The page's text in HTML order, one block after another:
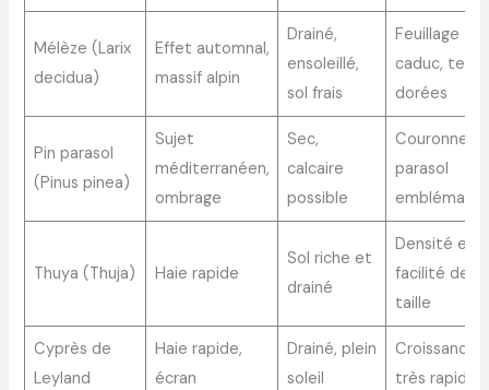
Mélèze (Larix
decidua)
Effet automnal,
massif alpin
Drainé,
ensoleillé,
sol frais
Feuillage
caduc,
dorées
Pin parasol
(Pinus pinea)
Sujet
méditerranéen,
ombrage
Sec,
calcaire
possible
Couronne
parasol
Thuya (Thuja) Haie rapide
Sol riche et
drainé
Densité et
facilité de
taille
Cyprès de
Leyland
Haie rapide,
écran
Drainé, plein
soleil
Croissance
très rapide